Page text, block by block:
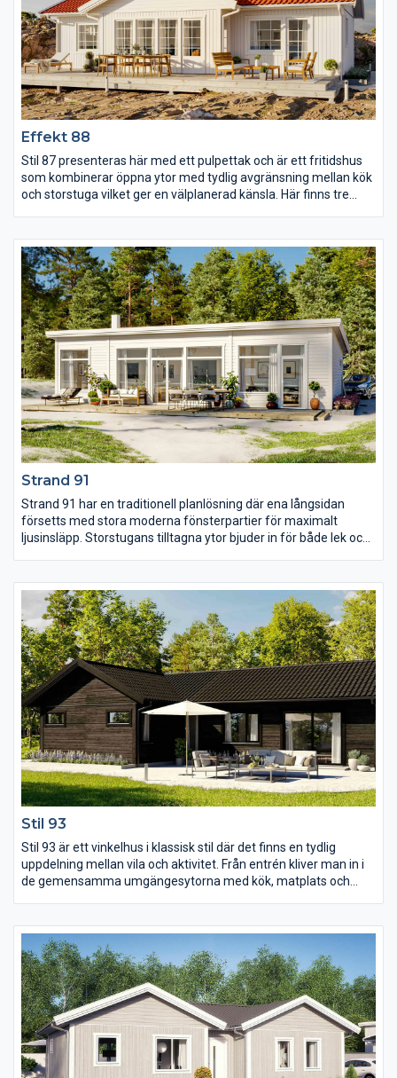
Effekt 88
Stil 87 presenteras här med ett pulpettak och är ett fritidshus
som kombinerar öppna ytor med tydlig avgränsning mellan kök
och storstuga vilket ger en välplanerad känsla. Här finns tre
med ett WC som rymmer allt som behövs.
Strand 91
Strand 91 har en traditionell planlösning där ena långsidan
försetts med stora moderna fönsterpartier för maximalt
ljusinsläpp. Storstugans tilltagna ytor bjuder in för både lek och
storstugan knyts rummet samman med uteplatsen och de tre
sovrummen och WC är planerade för att utnyttja husets alla
ytor maximalt.
Stil 93
Stil 93 är ett vinkelhus i klassisk stil där det finns en tydlig
uppdelning mellan vila och aktivitet. Från entrén kliver man in i
de gemensamma umgängesytorna med kök, matplats och
och är ett uppskattat inslag. De tre sovrummen tillsammans
med WC:et är praktiskt planerade och har gott om ljusinsläpp.